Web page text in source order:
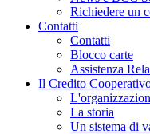
Richiedere un
Contatti
Contatti
Blocco carte
Assistenza
Il Credito
La storia
Un sistema di